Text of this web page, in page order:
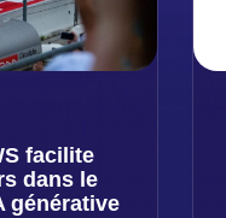
facilite
dans le
générative